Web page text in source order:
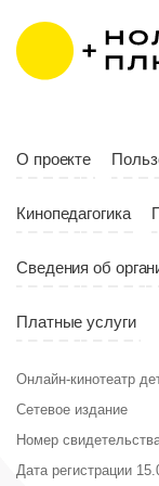
Год
Страна
О проекте
Кинопедагогика
Сведения об
Платные услуги
Онлайн-кинотеатр
Сетевое издание
Номер
Дата регистрации